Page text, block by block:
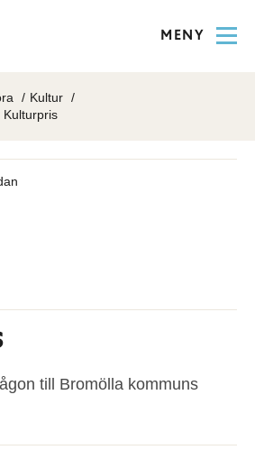
MENY
Kultur
Kulturpris
till Bromölla kommuns